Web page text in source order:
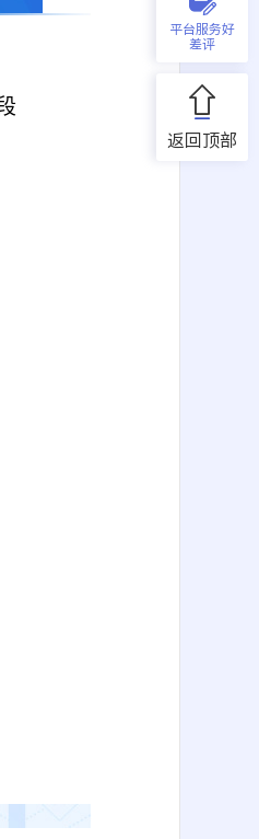
平台服务好
差评
返回顶部